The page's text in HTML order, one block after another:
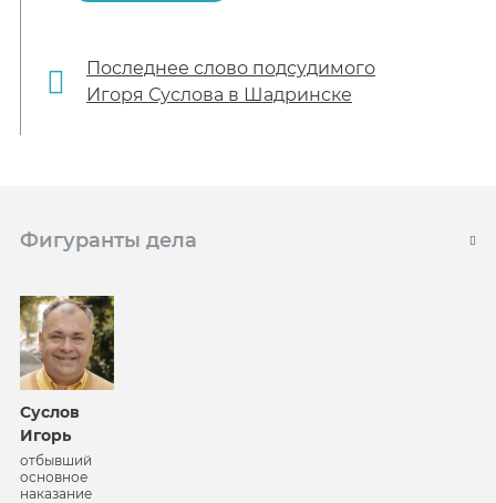
Последнее слово подсудимого
Игоря Суслова в Шадринске
Фигуранты дела
Суслов
Игорь
отбывший
основное
наказание